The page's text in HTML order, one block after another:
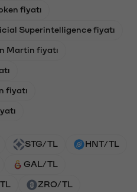
fiyatı
Superintelligence fiyatı
Martin fiyatı
fiyatı
STG/TL HNT/TL
GAL/TL
ZRO/TL